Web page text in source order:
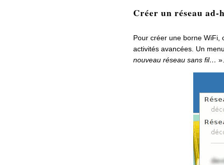
Créer un réseau ad-
Pour créer une borne WiFi,
activités avancées. Un
nouveau réseau sans fil… ».